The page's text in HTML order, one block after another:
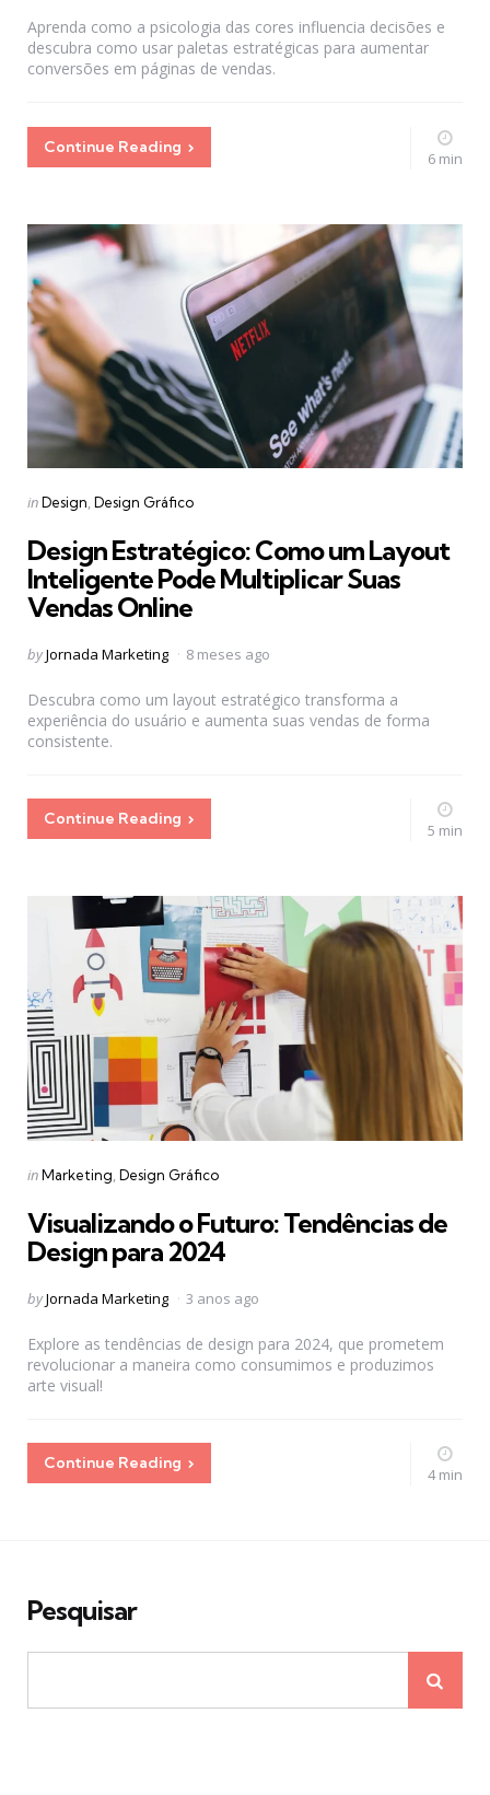
Aprenda como a psicologia das cores influencia decisões e
descubra como usar paletas estratégicas para aumentar
conversões em páginas de vendas.
Continue Reading
6 min
Categories
Posted
inDesign Design Gráfico
Design Estratégico: Como um Layout
Inteligente Pode Multiplicar Suas
Vendas Online
Posted
byJornada Marketing 8 meses ago
Descubra como um layout estratégico transforma a
experiência do usuário e aumenta suas vendas de forma
consistente.
Continue Reading
5 min
Categories
Posted
inMarketing Design Gráfico
Visualizando o Futuro: Tendências de
Design para 2024
Posted
byJornada Marketing 3 anos ago
Explore as tendências de design para 2024, que prometem
revolucionar a maneira como consumimos e produzimos
arte visual!
Continue Reading
4 min
Pesquisar